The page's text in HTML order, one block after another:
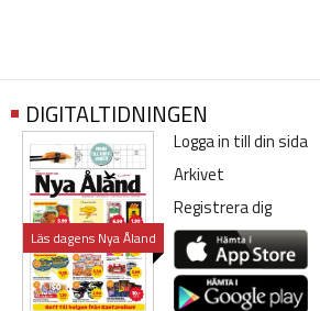
DIGITALTIDNINGEN
Läs dagens Nya Åland
Logga in till din sida
Arkivet
Registrera dig